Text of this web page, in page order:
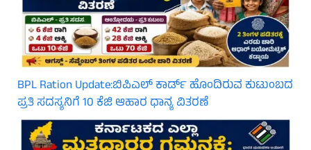
BPL Ration Update:ಬಿಪಿಎಲ್‌ ಕಾರ್ಡ್ ಹೊಂದಿರುವ ಕುಟುಂಬದ
ಪ್ರತಿ ಸದಸ್ಯನಿಗೆ 10 ಕೆಜಿ ಆಹಾರ ಧಾನ್ಯ ವಿತರಣೆ